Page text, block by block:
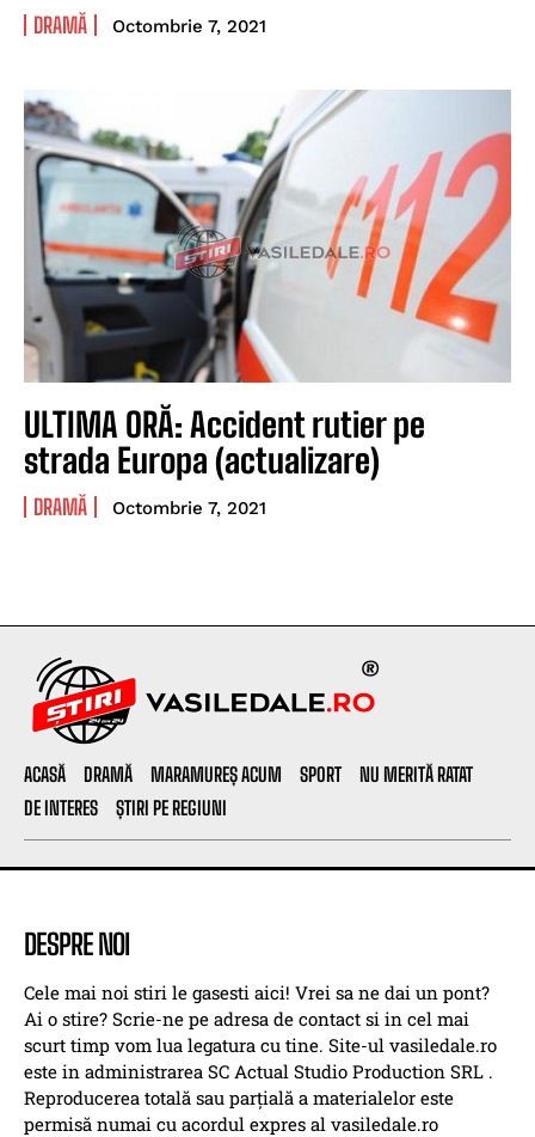
DRAMĂ Octombrie 7, 2021
ULTIMA ORĂ: Accident rutier pe
strada Europa (actualizare)
DRAMĂ Octombrie 7, 2021
ACASĂ DRAMĂ MARAMUREȘ ACUM SPORT
NU MERITĂ RATAT
DE INTERES
ȘTIRI PE REGIUNI
DESPRE NOI
Cele mai noi stiri le gasesti aici! Vrei sa ne dai un pont?
Ai o stire? Scrie-ne pe adresa de contact si in cel mai
scurt timp vom lua legatura cu tine. Site-ul vasiledale.ro
este in administrarea SC Actual Studio Production SRL .
Reproducerea totală sau parțială a materialelor este
permisă numai cu acordul expres al vasiledale.ro